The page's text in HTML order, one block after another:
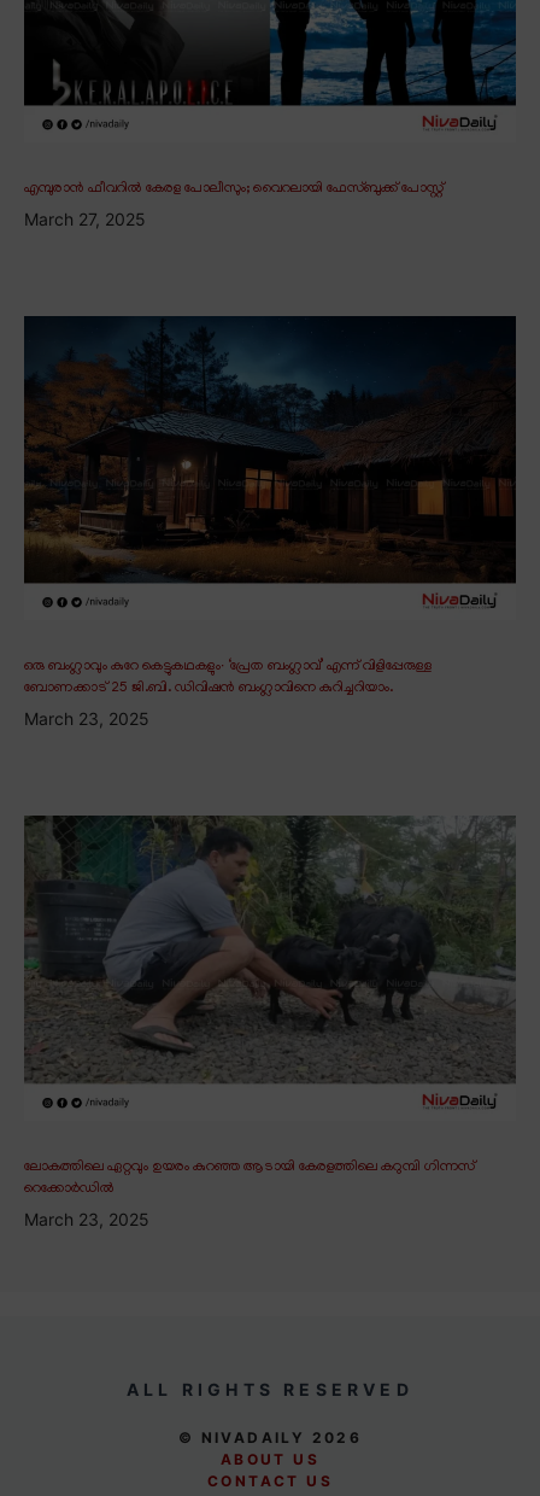
എമ്പുരാൻ ഫീവറിൽ കേരള പോലീസും; വൈറലായി ഫേസ്ബുക്ക് പോസ്റ്റ്
March 27, 2025
ഒരു ബംഗ്ലാവും കുറേ കെട്ടുകഥകളും∙ ‘പ്രേത ബംഗ്ലാവ്’ എന്ന് വിളിപ്പേരുള്ള
ബോണക്കാട് 25 ജി.ബി. ഡിവിഷൻ ബംഗ്ലാവിനെ കുറിച്ചറിയാം.
March 23, 2025
ലോകത്തിലെ ഏറ്റവും ഉയരം കുറഞ്ഞ ആടായി കേരളത്തിലെ കറുമ്പി ഗിന്നസ്
റെക്കോർഡിൽ
March 23, 2025
ALL RIGHTS RESERVED
© NIVADAILY 2026
ABOUT US
CONTACT US